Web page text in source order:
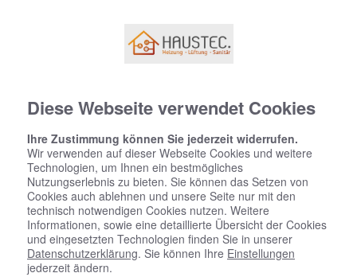
Diese Webseite verwendet Cookies
Ihre Zustimmung können Sie jederzeit widerrufen.
Wir verwenden auf dieser Webseite Cookies und weitere
Technologien, um Ihnen ein bestmögliches
Nutzungserlebnis zu bieten. Sie können das Setzen von
Cookies auch ablehnen und unsere Seite nur mit den
technisch notwendigen Cookies nutzen. Weitere
Informationen, sowie eine detaillierte Übersicht der Cookies
und eingesetzten Technologien finden Sie in unserer
Datenschutzerklärung. Sie können Ihre Einstellungen
jederzeit ändern.